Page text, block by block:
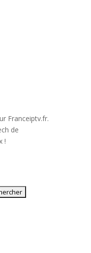
Franceiptv.fr.
de
!